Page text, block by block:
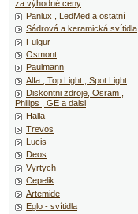
za výhodné ceny
Panlux , LedMed a ostatní
Sádrová a keramická svítidla
Fulgur
Osmont
Paulmann
Alfa , Top Light , Spot Light
Diskontni zdroje, Osram ,
Philips , GE a dalsi
Halla
Trevos
Lucis
Deos
Vyrtych
Cepelik
Artemide
Eglo - svítidla